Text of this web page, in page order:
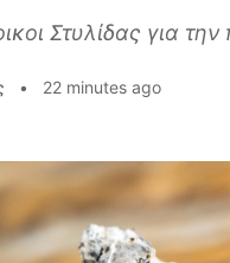
Στυλίδας για
• 22 minutes ago